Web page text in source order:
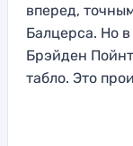
вперед,
Балцерса. Но
Брэйден
табло. Это